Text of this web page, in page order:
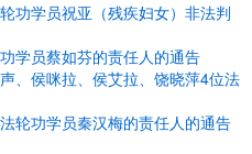
功学员祝亚（残疾妇女）非法判
学员蔡如芬的责任人的通告
、侯咪拉、侯艾拉、饶晓萍4位法
轮功学员秦汉梅的责任人的通告